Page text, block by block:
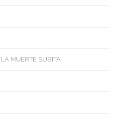
MUERTE SÚBITA